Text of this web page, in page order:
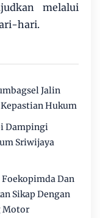
melalui
hari.
Jalin
Hukum
Dampingi
Sriwijaya
Dan
Sikap Dengan
Motor